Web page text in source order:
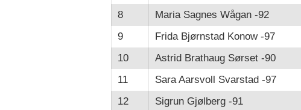
8
Maria Sagnes Wågan -92
9
Frida Bjørnstad Konow -97
10
Astrid Brathaug Sørset -90
11
Sara Aarsvoll Svarstad -97
12
Sigrun Gjølberg -91